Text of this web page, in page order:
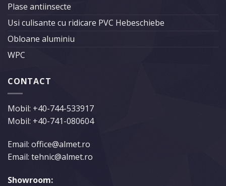
Plase antiinsecte
Usi culisante cu ridicare PVC Hebeschiebe
Obloane aluminiu
WPC
CONTACT
Mobil: +40-744-533917
Mobil: +40-741-080604
Email: office@almet.ro
Email: tehnic@almet.ro
Showroom: